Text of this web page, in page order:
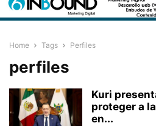
Home Tags Perfiles
perfiles
Kuri
proteger a
en...